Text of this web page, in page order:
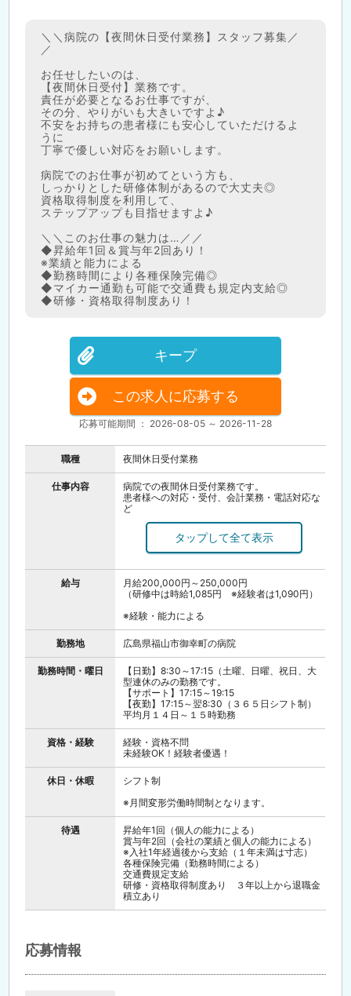
＼＼病院の【夜間休日受付業務】スタッフ募集／
／
お任せしたいのは、
【夜間休日受付】業務です。
責任が必要となるお仕事ですが、
その分、やりがいも大きいですよ♪
不安をお持ちの患者様にも安心していただけるよ
うに
丁寧で優しい対応をお願いします。
病院でのお仕事が初めてという方も、
しっかりとした研修体制があるので大丈夫◎
資格取得制度を利用して、
ステップアップも目指せますよ♪
＼＼このお仕事の魅力は…／／
◆昇給年1回＆賞与年2回あり！
※業績と能力による
◆勤務時間により各種保険完備◎
◆マイカー通勤も可能で交通費も規定内支給◎
◆研修・資格取得制度あり！
キープ
この求人に応募する
応募可能期間 ： 2026-08-05 ～ 2026-11-28
職種 夜間休日受付業務
仕事内容
病院での夜間休日受付業務です。
患者様への対応・受付、会計業務・電話対応な
ど
給与
月給200,000円～250,000円
（研修中は時給1,085円 ※経験者は1,090円）
※経験・能力による
勤務地 広島県福山市御幸町の病院
勤務時間・曜日
【日勤】8:30～17:15（土曜、日曜、祝日、大
型連休のみの勤務です。
【サポート】17:15～19:15
【夜勤】17:15～翌8:30（３６５日シフト制）
平均月１４日～１５時勤務
資格・経験
経験・資格不問
未経験OK！経験者優遇！
休日・休暇
シフト制
※月間変形労働時間制となります。
待遇
昇給年1回（個人の能力による）
賞与年2回（会社の業績と個人の能力による）
※入社1年経過後から支給（１年未満は寸志）
各種保険完備（勤務時間による）
交通費規定支給
研修・資格取得制度あり ３年以上から退職金
積立あり
応募情報